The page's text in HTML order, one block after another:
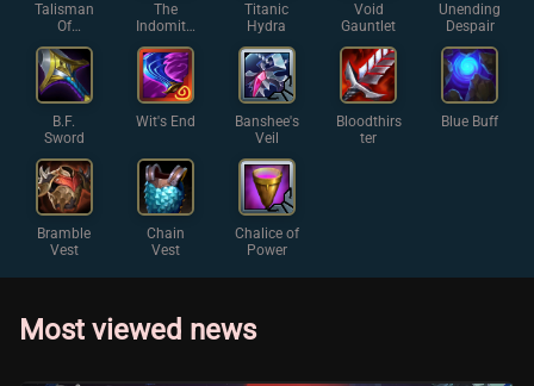
Talisman
Of
Ascensio
n
The
Indomita
ble
Titanic
Hydra
Void
Gauntlet
Unending
Despair
B.F.
Sword
Wit's End
Banshee's
Veil
Bloodthirs
ter
Blue Buff
Bramble
Vest
Chain
Vest
Chalice of
Power
Most viewed news